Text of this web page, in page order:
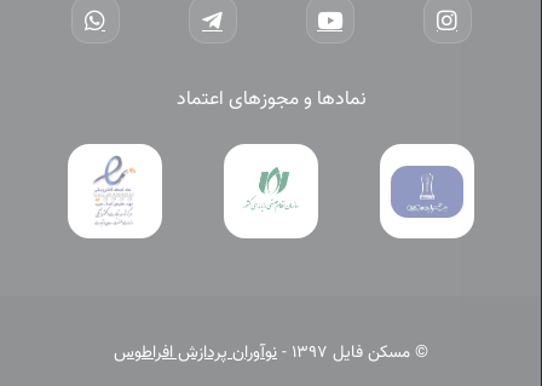
نمادها و مجوزهای اعتماد
© مسکن فایل 1397 - نوآوران پردازش افراطوس